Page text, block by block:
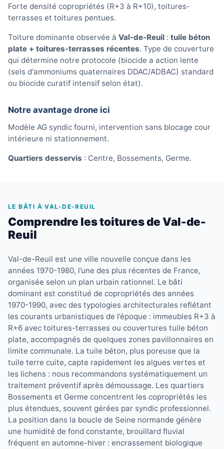
Forte densité copropriétés (R+3 à R+10), toitures-
terrasses et toitures pentues.
Toiture dominante observée à Val-de-Reuil : tuile béton
plate + toitures-terrasses récentes. Type de couverture
qui détermine notre protocole (biocide a action lente
(sels d'ammoniums quaternaires DDAC/ADBAC) standard
ou biocide curatif intensif selon état).
Notre avantage drone ici
Modèle AG syndic fourni, intervention sans blocage cour
intérieure ni stationnement.
Quartiers desservis : Centre, Bossements, Germe.
LE BÂTI À VAL-DE-REUIL
Comprendre les toitures de Val-de-
Reuil
Val-de-Reuil est une ville nouvelle conçue dans les
années 1970-1980, l’une des plus récentes de France,
organisée selon un plan urbain rationnel. Le bâti
dominant est constitué de copropriétés des années
1970-1990, avec des typologies architecturales reflétant
les courants urbanistiques de l’époque : immeubles R+3 à
R+6 avec toitures-terrasses ou couvertures tuile béton
plate, accompagnés de quelques zones pavillonnaires en
limite communale. La tuile béton, plus poreuse que la
tuile terre cuite, capte rapidement les algues vertes et
les lichens : nous recommandons systématiquement un
traitement préventif après démoussage. Les quartiers
Bossements et Germe concentrent les copropriétés les
plus étendues, souvent gérées par syndic professionnel.
La position dans la boucle de Seine normande génère
une humidité de fond constante, brouillard fluvial
fréquent en automne-hiver : encrassement biologique